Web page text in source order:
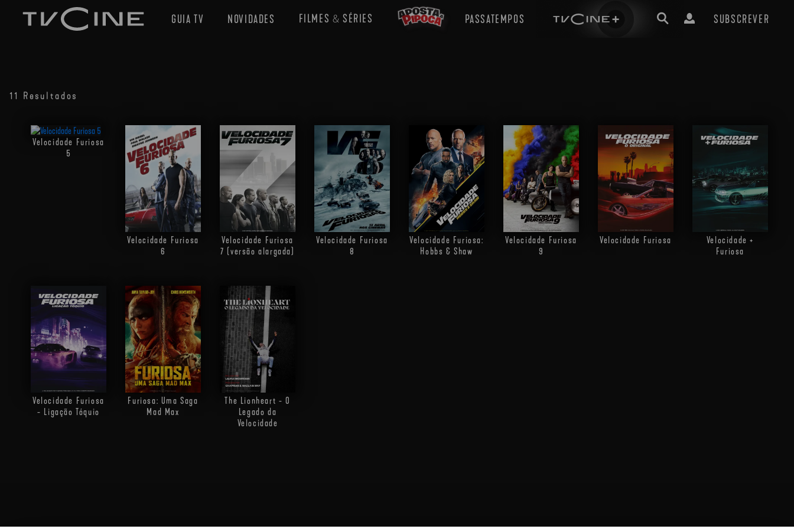
GUIA TV NOVIDADES FILMES & SÉRIES PASSATEMPOS SUBSCREVER
11 Resultados
Velocidade Furiosa
5
Velocidade Furiosa
6
Velocidade Furiosa
7 (versão alargada)
Velocidade Furiosa
8
Velocidade Furiosa:
Hobbs & Shaw
Velocidade Furiosa
9
Velocidade Furiosa
Velocidade +
Furiosa
Velocidade Furiosa
- Ligação Tóquio
Furiosa: Uma Saga
Mad Max
The Lionheart - O
Legado da
Velocidade